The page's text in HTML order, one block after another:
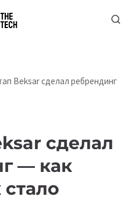
Beksar сделал ребрендинг
сделал
— как